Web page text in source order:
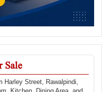
Sale
Street, Rawalpindi,